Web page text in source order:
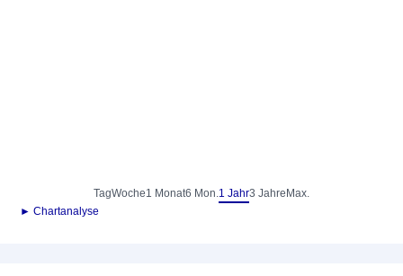
TagWoche1 Monat6 Mon.1 Jahr3 Jahre Max.
► Chartanalyse